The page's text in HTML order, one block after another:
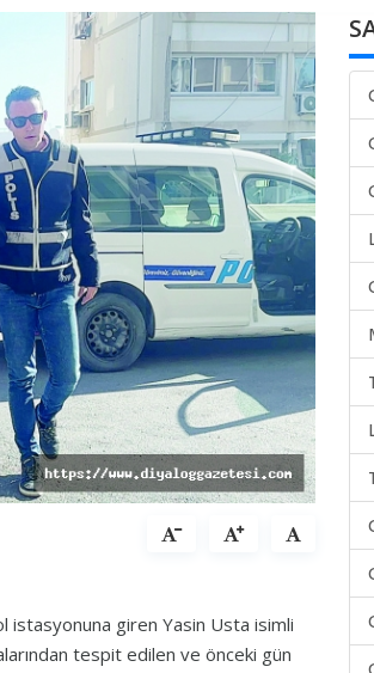
istasyonuna giren Yasin Usta isimli
tespit edilen ve önceki gün